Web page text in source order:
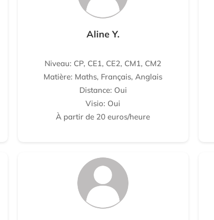
Aline Y.
Niveau: CP, CE1, CE2, CM1, CM2
Matière: Maths, Français, Anglais
Distance: Oui
Visio: Oui
À partir de 20 euros/heure